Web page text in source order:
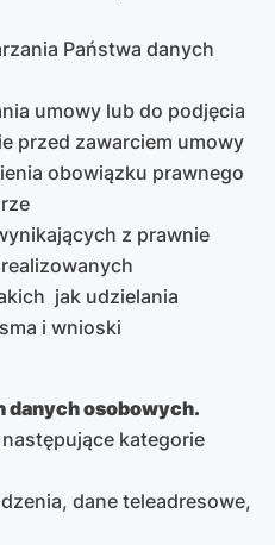
Państwa danych
umowy lub do podjęcia
przed zawarciem umowy
obowiązku prawnego
z prawnie
jak udzielania
i wnioski
danych osobowych.
kategorie
dane teleadresowe,